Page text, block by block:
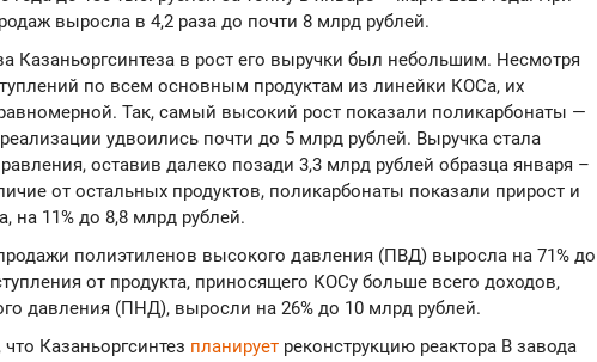
выросла в 4,2 раза до почти 8 млрд рублей.
Казаньоргсинтеза в рост его выручки был небольшим. Несмотря
по всем основным продуктам из линейки КОСа, их
Так, самый высокий рост показали поликарбонаты —
удвоились почти до 5 млрд рублей. Выручка стала
оставив далеко позади 3,3 млрд рублей образца января –
от остальных продуктов, поликарбонаты показали прирост и
на 11% до 8,8 млрд рублей.
полиэтиленов высокого давления (ПВД) выросла на 71% до
от продукта, приносящего КОСу больше всего доходов,
давления (ПНД), выросли на 26% до 10 млрд рублей.
Казаньоргсинтез планирует реконструкцию реактора В завода